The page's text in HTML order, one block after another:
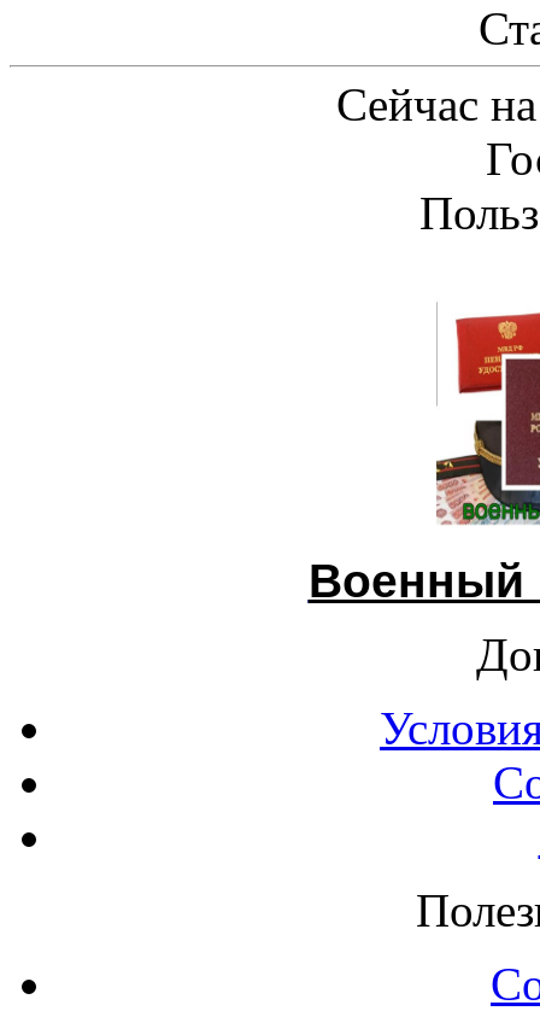
Сейчас
Военный